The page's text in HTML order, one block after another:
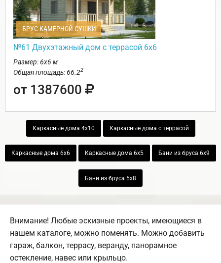
БРУС КАМЕРНОЙ СУШКИ
№61 Двухэтажный дом с террасой 6х6
Размер: 6х6 м
Общая площадь: 66.22
от 1387600
Каркасные дома 4х10 Каркасные дома с террасой
Каркасные дома 6х6 Каркасные дома 6х5 Бани из бруса 6х9
Бани из бруса 5х8
Внимание! Любые эскизные проекты, имеющиеся в
нашем каталоге, можно поменять. Можно добавить
гараж, балкон, террасу, веранду, панорамное
остекление, навес или крыльцо.